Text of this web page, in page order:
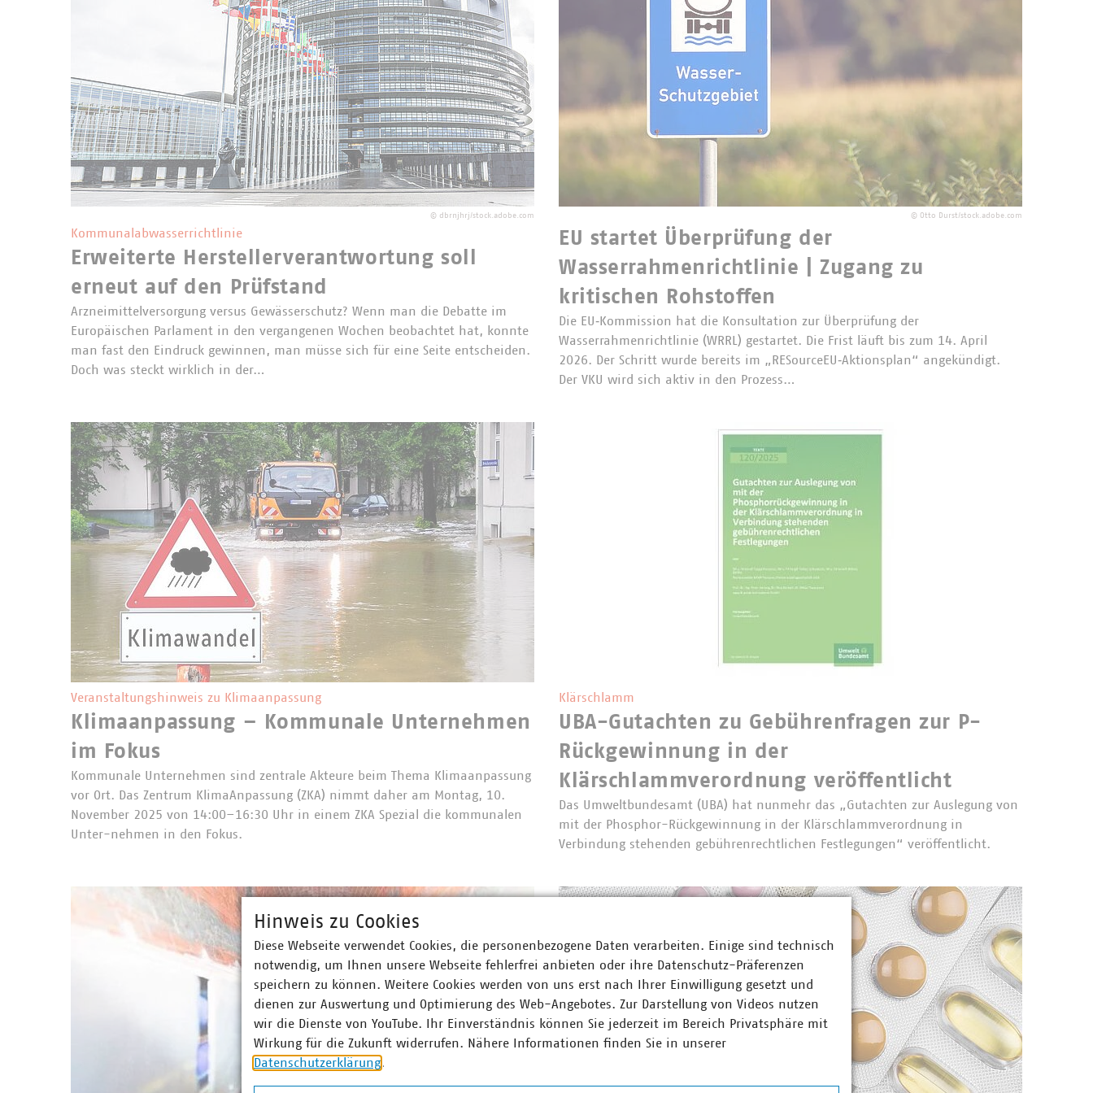
© dbrnjhrj/stock.adobe.com
Kommunalabwasserrichtlinie
Erweiterte Herstellerverantwortung soll
erneut auf den Prüfstand
Arzneimittelversorgung versus Gewässerschutz? Wenn man die Debatte im
Europäischen Parlament in den vergangenen Wochen beobachtet hat, konnte
man fast den Eindruck gewinnen, man müsse sich für eine Seite entscheiden.
Doch was steckt wirklich in der…
© Otto Durst/stock.adobe.com
EU startet Überprüfung der
Wasserrahmenrichtlinie | Zugang zu
kritischen Rohstoffen
Die EU‑Kommission hat die Konsultation zur Überprüfung der
Wasserrahmenrichtlinie (WRRL) gestartet. Die Frist läuft bis zum 14. April
2026. Der Schritt wurde bereits im „RESourceEU‑Aktionsplan“ angekündigt.
Der VKU wird sich aktiv in den Prozess…
Veranstaltungshinweis zu Klimaanpassung
Klimaanpassung – Kommunale Unternehmen
im Fokus
Kommunale Unternehmen sind zentrale Akteure beim Thema Klimaanpassung
vor Ort. Das Zentrum KlimaAnpassung (ZKA) nimmt daher am Montag, 10.
November 2025 von 14:00–16:30 Uhr in einem ZKA Spezial die kommunalen
Unter-nehmen in den Fokus.
Klärschlamm
UBA-Gutachten zu Gebührenfragen zur P-
Rückgewinnung in der
Klärschlammverordnung veröffentlicht
Das Umweltbundesamt (UBA) hat nunmehr das „Gutachten zur Auslegung von
mit der Phosphor-Rückgewinnung in der Klärschlammverordnung in
Verbindung stehenden gebührenrechtlichen Festlegungen“ veröffentlicht.
Hinweis zu Cookies
Diese Webseite verwendet Cookies, die personenbezogene Daten verarbeiten. Einige sind technisch
notwendig, um Ihnen unsere Webseite fehlerfrei anbieten oder ihre Datenschutz-Präferenzen
speichern zu können. Weitere Cookies werden von uns erst nach Ihrer Einwilligung gesetzt und
dienen zur Auswertung und Optimierung des Web-Angebotes. Zur Darstellung von Videos nutzen
wir die Dienste von YouTube. Ihr Einverständnis können Sie jederzeit im Bereich Privatsphäre mit
Wirkung für die Zukunft widerrufen. Nähere Informationen finden Sie in unserer
Datenschutzerklärung.